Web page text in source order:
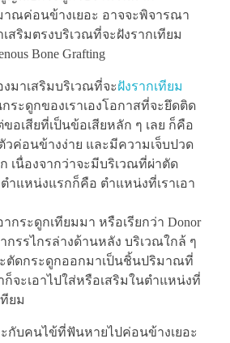
าณค่อนข้างเยอะ อาจจะพิจารณา
เสริมตรงบริเวณที่จะฝังรากเทียม
Bone Grafting
งมาเสริมบริเวณที่จะฝังรากเทียม
ระดูกของเราเองโอกาสที่จะยึดติด
อเสียที่เป็นข้อเสียหลัก ๆ เลย ก็คือ
ค่อนข้างง่าย และมีความเจ็บปวด
เนื่องจากว่าจะมีบริเวณที่ผ่าตัด
ำแหน่งแรกก็คือ ตำแหน่งที่เราเอา
กระดูกเทียมมา หรือเรียกว่า Donor
กรรไกรล่างด้านหลัง บริเวณใกล้ ๆ
ตัดกระดูกออกมาเป็นชิ้นปริมาณที่
ก็จะเอาไปใส่หรือเสริมในตำแหน่งที่
ยม
กับคนไข้ที่ฟันหายไปค่อนข้างเยอะ